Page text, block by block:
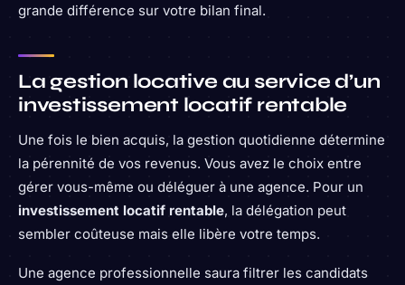
grande différence sur votre bilan final.
La gestion locative au service d’un
investissement locatif rentable
Une fois le bien acquis, la gestion quotidienne détermine
la pérennité de vos revenus. Vous avez le choix entre
gérer vous-même ou déléguer à une agence. Pour un
investissement locatif rentable, la délégation peut
sembler coûteuse mais elle libère votre temps.
Une agence professionnelle saura filtrer les candidats